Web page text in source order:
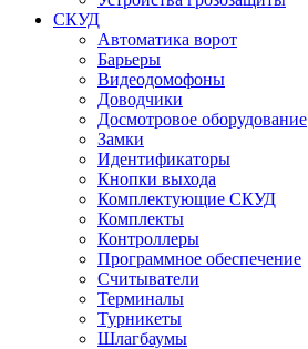
СКУД
Автоматика ворот
Барьеры
Видеодомофоны
Доводчики
Досмотровое оборудование
Замки
Идентификаторы
Кнопки выхода
Комплектующие СКУД
Комплекты
Контроллеры
Программное обеспечение
Считыватели
Терминалы
Турникеты
Шлагбаумы